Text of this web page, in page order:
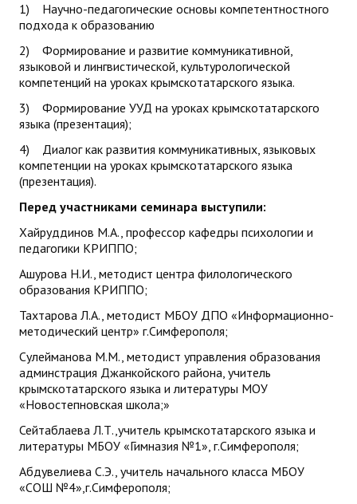
1) Научно-педагогические основы компетентностного
подхода к образованию
2) Формирование и развитие коммуникативной,
языковой и лингвистической, культурологической
компетенций на уроках крымскотатарского языка.
3) Формирование УУД на уроках крымскотатарского
языка (презентация);
4) Диалог как развития коммуникативных, языковых
компетенции на уроках крымскотатарского языка
(презентация).
Перед участниками семинара выступили:
Хайруддинов М.А., профессор кафедры психологии и
педагогики КРИППО;
Ашурова Н.И., методист центра филологического
образования КРИППО;
Тахтарова Л.А., методист МБОУ ДПО «Информационно-
методический центр» г.Симферополя;
Сулейманова М.М., методист управления образования
админстрация Джанкойского района, учитель
крымскотатарского языка и литературы МОУ
«Новостепновская школа;»
Сейтаблаева Л.Т.,учитель крымскотатарского языка и
литературы МБОУ «Гимназия №1», г.Симферополя;
Абдувелиева С.Э., учитель начального класса МБОУ
«СОШ №4»,г.Симферополя;